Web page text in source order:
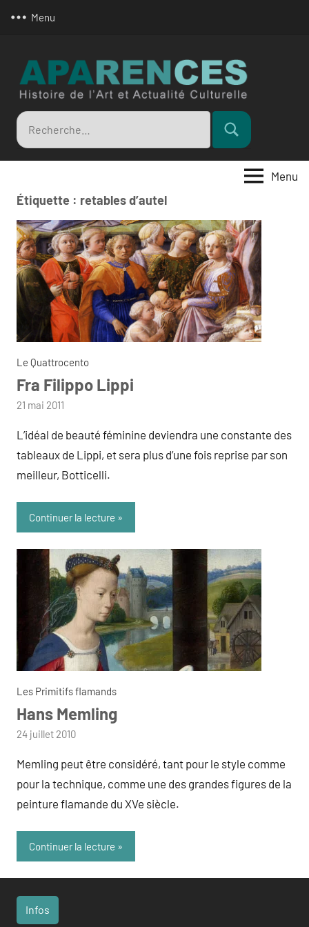
Menu
Recherche
pour
:
Rechercher
Menu
Étiquette : retables d’autel
Le Quattrocento
Fra Filippo Lippi
par
21 mai 2011
L’idéal de beauté féminine deviendra une constante des
tableaux de Lippi, et sera plus d’une fois reprise par son
meilleur, Botticelli.
Continuer la lecture
Les Primitifs flamands
Hans Memling
par
24 juillet 2010
Memling peut être considéré, tant pour le style comme
pour la technique, comme une des grandes figures de la
peinture flamande du XVe siècle.
Continuer la lecture
Infos